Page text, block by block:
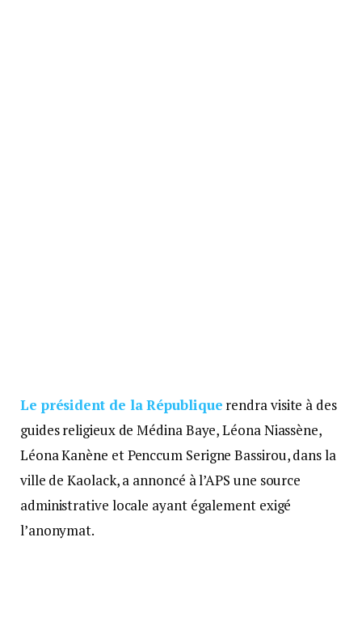
Le président de la République rendra visite à des
guides religieux de Médina Baye, Léona Niassène,
Léona Kanène et Penccum Serigne Bassirou, dans la
ville de Kaolack, a annoncé à l’APS une source
administrative locale ayant également exigé
l’anonymat.